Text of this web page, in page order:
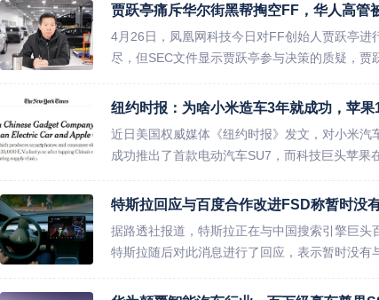
贾跃亭痛斥华尔街黑帮掏空FF，华人高管
4月26日，凤凰网科技今日对FF创始人贾跃亭进
尽，但SEC文件显示贾跃亭参与决策的质疑，贾
纽约时报：为啥小米造车3年就成功，苹
近日美国权威媒体《纽约时报》发文，对小米
成功推出了首款电动汽车SU7，而科技巨头苹果
特斯拉回应与百度合作改进FSD称暂时没
据路透社报道，特斯拉正在与中国搜索引擎巨头
特斯拉随后对此消息进行了回应，表示暂时没